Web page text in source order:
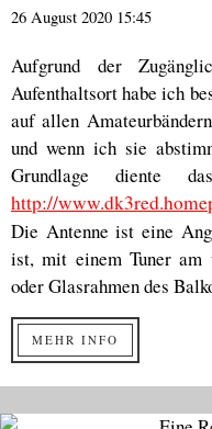
26 August 2020 15:45
Aufgrund der
Aufenthaltsort habe ich
auf allen
und wenn ich sie
Grundlage diente
http://
Die Antenne ist eine
ist, mit einem Tuner am
oder Glasrahmen des
MEHR INFO